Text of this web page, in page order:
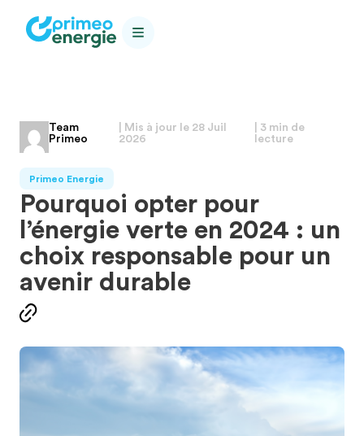
Team
Primeo
| Mis à jour le 28 Juil
2026
| 3 min de
lecture
Primeo Energie
Pourquoi opter pour
l’énergie verte en 2024 : un
choix responsable pour un
avenir durable